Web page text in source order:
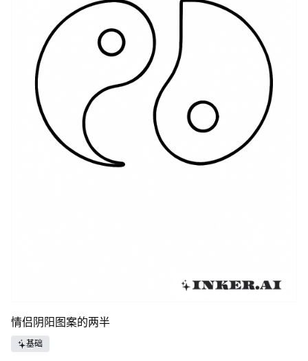
情侣阴阳图案的两半
基础